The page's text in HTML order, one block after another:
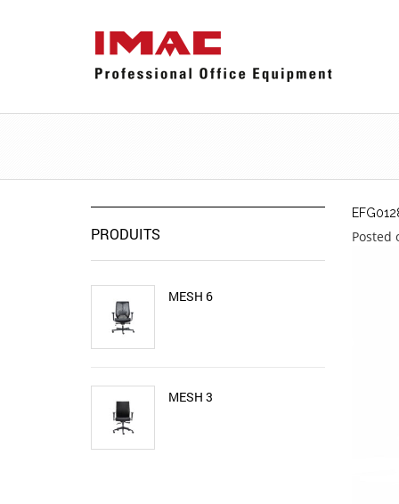
Posted
PRODUITS
MESH 6
MESH 3